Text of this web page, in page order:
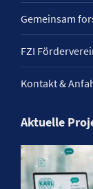
Gemeinsam
FZI
Kontakt &
Aktuelle